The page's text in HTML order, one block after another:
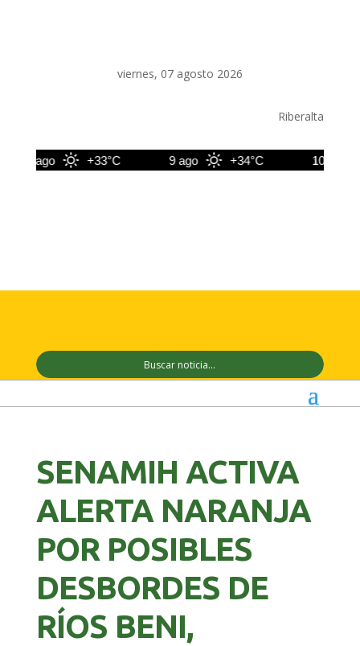
viernes, 07 agosto 2026
Riberalta
8 ago +33°C 9 ago +34°C 10 ago
SENAMIH ACTIVA
ALERTA NARANJA
POR POSIBLES
DESBORDES DE
RÍOS BENI,